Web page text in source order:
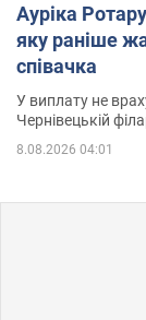
Ауріка
яку раніше
співачка
У виплату не
Чернівецькій
8.08.2026 04:01